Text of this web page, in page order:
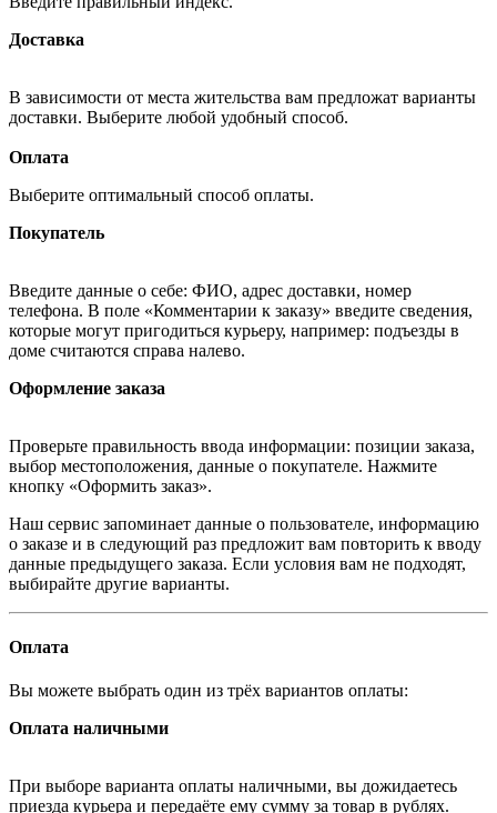
Доставка
В зависимости от места жительства вам предложат варианты
доставки. Выберите любой удобный способ.
Оплата
Выберите оптимальный способ оплаты.
Покупатель
Введите данные о себе: ФИО, адрес доставки, номер
телефона. В поле «Комментарии к заказу» введите сведения,
которые могут пригодиться курьеру, например: подъезды в
доме считаются справа налево.
Оформление заказа
Проверьте правильность ввода информации: позиции заказа,
выбор местоположения, данные о покупателе. Нажмите
кнопку «Оформить заказ».
Наш сервис запоминает данные о пользователе, информацию
о заказе и в следующий раз предложит вам повторить к вводу
данные предыдущего заказа. Если условия вам не подходят,
выбирайте другие варианты.
Оплата
Вы можете выбрать один из трёх вариантов оплаты:
Оплата наличными
При выборе варианта оплаты наличными, вы дожидаетесь
приезда курьера и передаёте ему сумму за товар в рублях.